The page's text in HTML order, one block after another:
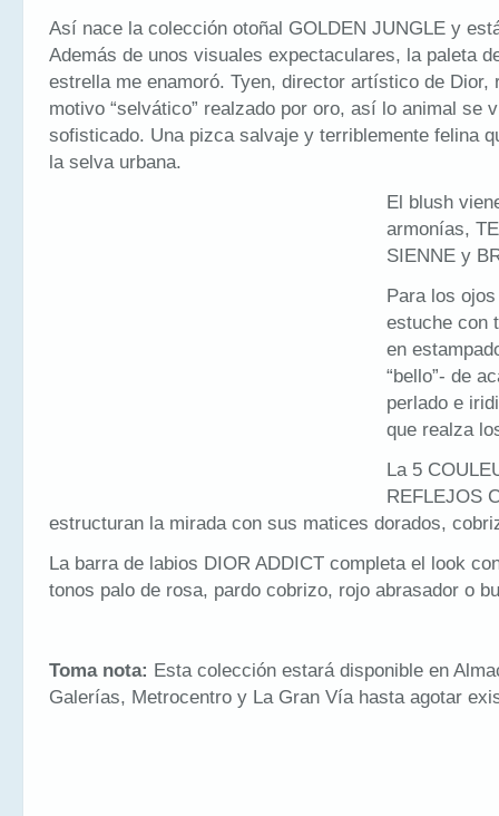
Así nace la colección otoñal GOLDEN JUNGLE y
Además de unos visuales expectaculares, la paleta
estrella me enamoró. Tyen, director artístico de Dior,
motivo “selvático” realzado por oro, así lo animal se
sofisticado. Una pizca salvaje y terriblemente felina
la selva urbana.
El blush
armonías,
SIENNE y
Para los
estuche con
en
“bello”- de
perlado e
que realza
La 5
REFLEJOS
estructuran la mirada con sus matices dorados,
La barra de labios DIOR ADDICT completa el look
tonos palo de rosa, pardo cobrizo, rojo abrasador o
Toma nota: Esta colección estará disponible en
Galerías, Metrocentro y La Gran Vía hasta agotar